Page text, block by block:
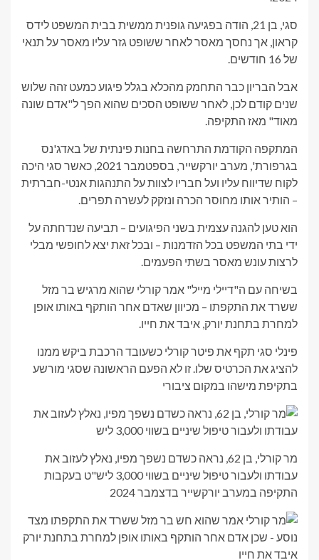
סגי, בן 21, הודה בפגיעה גופנית ממשית בבית המשפט לידס
קראון, אך נחסך מאסר לאחר ששופט גזר עליו מאסר על תנאי
של 16 חודשים.
אבל הבריון כבר התחמק מהכלא בגלל פיגוע כמעט זהה שלוש
שנים קודם לכן, לאחר ששופט הסכים שהוא הפך ל"אדם שונה
מאוד" מאז התקיפה.
המתקפה הקודמת התרחשה בחנות פינתית של באדג'נס
בגרפורת', מערב יורקשייר, בספטמבר 2021, כאשר סגי היכה
לקוח שדיווח עליו ועל חבריו לצוות על התנהגות אנטי-חברתית
– הותיר אותו מחוסר הכרה ונזקק לעשרה תפרים.
הוא טען להגנה עצמית בשני הפיגועים – תביעה שנדחתה על
ידי בתי המשפט בכל הזדמנות – ובכל זאת יצא לחופשי מבלי
לרצות עונש מאסר בשתי הפעמים.
בשיחה עם ה"דיילי מייל" אמר קורלי שהוא מרגיש בר מזל
ששרד את התקפתו – מכיוון שאדם אחר הותקף באותו אופן
למחרת בתחנת יורק, איבד את חייו.
פינלי סגי תקף את פיטר קורלי כשעובד הרכבת ביקש ממנו
להציג את הכרטיס שלו. זו לא הפעם הראשונה שסגי מורשע
בתקיפת מישהו במקום ציבורי
מר קורלי, בן 62, נראה כשדם נשפך מפיו, נאלץ לעזוב את
עבודתו ולעבור טיפול שיניים בשווי 3,000 ליש"ט בעקבות
התקיפה במערב יורקשייר בדצמבר 2024